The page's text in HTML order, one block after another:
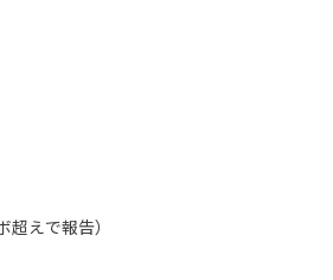
えで報告）